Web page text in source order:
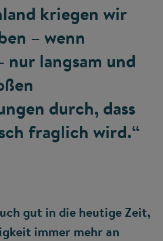
kriegen wir
– wenn
nur langsam und
durch, dass
fraglich wird.“
gut in die heutige Zeit,
immer mehr an